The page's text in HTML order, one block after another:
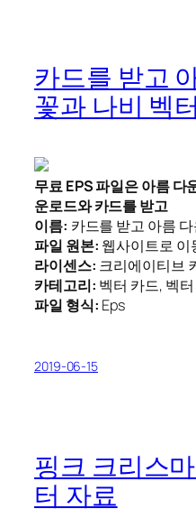
카드를 받고
꽃과 나비 벡터
무료 EPS 파일은 아름 다
운로드와 카드를 받고
이름: 카드를 받고 아름
파일 원본: 웹사이트로 이
라이센스: 크리에이티브
카테고리: 벡터 카드, 벡터
파일 형식: Eps
2019-06-15
핑크 크리스
터 자료